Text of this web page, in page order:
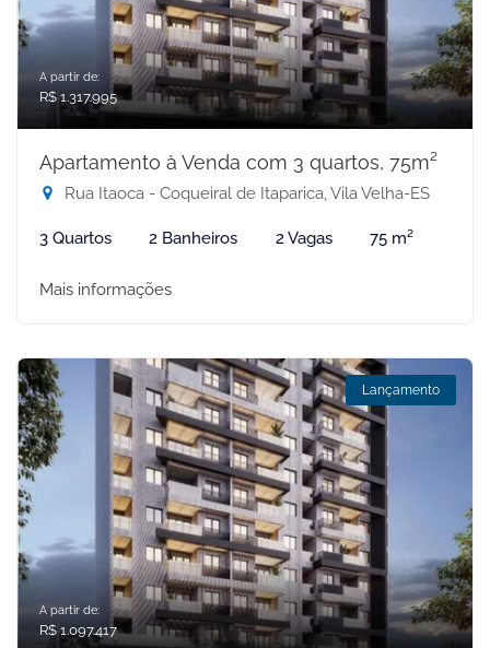
A partir de:
R$ 1.317.995
Apartamento à Venda com 3 quartos, 75m²
Rua Itaoca - Coqueiral de Itaparica, Vila Velha-ES
3 Quartos 2 Banheiros 2 Vagas 75 m²
Mais informações
Lançamento
A partir de:
R$ 1.097.417